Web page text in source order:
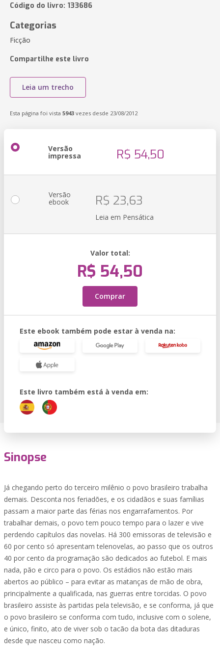
Código do livro: 133686
Categorias
Ficção
Compartilhe este livro
Leia um trecho
Esta página foi vista 5943 vezes desde 23/08/2012
Versão
impressa R$ 54,50
Versão
ebook R$ 23,63
Leia em Pensática
Valor total:
R$ 54,50
Comprar
Este ebook também pode estar à venda na:
Este livro também está à venda em:
Sinopse
Já chegando perto do terceiro milênio o povo brasileiro trabalha
demais. Desconta nos feriadões, e os cidadãos e suas famílias
passam a maior parte das férias nos engarrafamentos. Por
trabalhar demais, o povo tem pouco tempo para o lazer e vive
perdendo capítulos das novelas. Há 300 emissoras de televisão e
60 por cento só apresentam telenovelas, ao passo que os outros
40 por cento da programação são dedicados ao futebol. E mais
nada, pão e circo para o povo. Os estádios não estão mais
abertos ao público – para evitar as matanças de mão de obra,
principalmente a qualificada, nas guerras entre torcidas. O povo
brasileiro assiste às partidas pela televisão, e se conforma, já que
o povo brasileiro se conforma com tudo, inclusive com o solene,
e único, finito, ato de viver sob o tacão da bota das ditaduras
desde que nasceu como nação.